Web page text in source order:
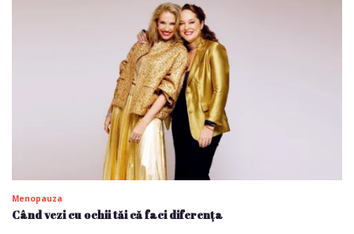
Menopauza
Când vezi cu ochii tăi că faci diferența